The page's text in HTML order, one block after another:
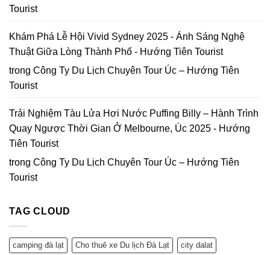
Tourist
Khám Phá Lễ Hội Vivid Sydney 2025 - Ánh Sáng Nghệ
Thuật Giữa Lòng Thành Phố - Hướng Tiên Tourist
trong Công Ty Du Lịch Chuyên Tour Úc – Hướng Tiên
Tourist
Trải Nghiệm Tàu Lửa Hơi Nước Puffing Billy – Hành Trình
Quay Ngược Thời Gian Ở Melbourne, Úc 2025 - Hướng
Tiên Tourist
trong Công Ty Du Lịch Chuyên Tour Úc – Hướng Tiên
Tourist
TAG CLOUD
camping đà lạt Cho thuê xe Du lịch Đà Lạt city dalat